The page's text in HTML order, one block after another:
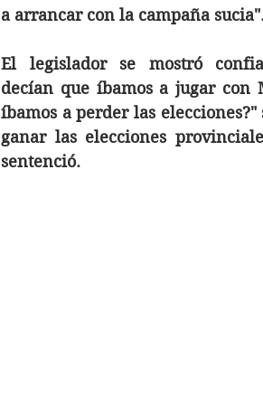
a arrancar con la campaña
El legislador se mostró
decían que íbamos a jugar con
íbamos a perder las
ganar las elecciones
sentenció.